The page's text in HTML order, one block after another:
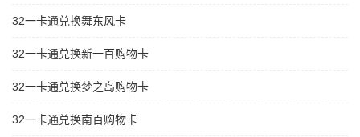
32一卡通兑换舞东风卡
32一卡通兑换新一百购物卡
32一卡通兑换梦之岛购物卡
32一卡通兑换南百购物卡